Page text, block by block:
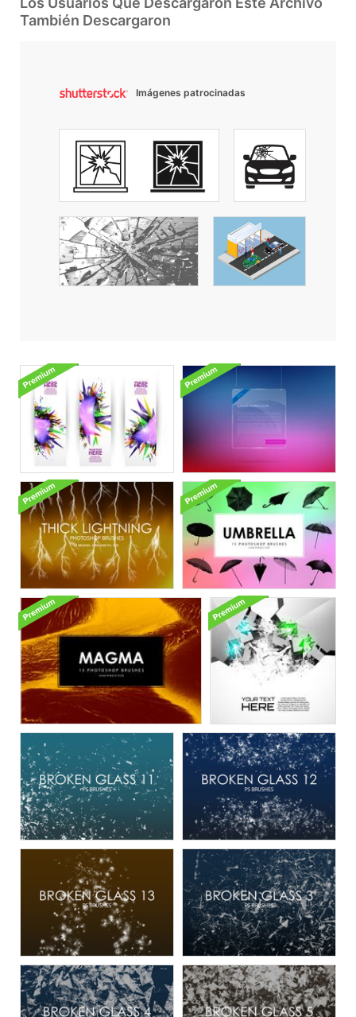
También Descargaron
Imágenes patrocinadas